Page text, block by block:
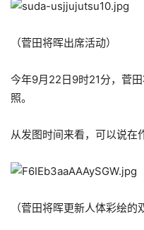
（菅田将晖出席活动）
今年9月22日9时21分，菅
照。
从发图时间来看，可以说在
（菅田将晖更新人体彩绘的